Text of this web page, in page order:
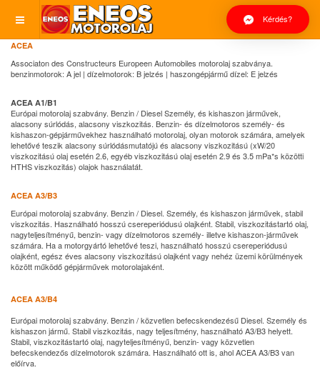
Kérdés?
ACEA
Associaton des Constructeurs Europeen Automobiles motorolaj szabványa.
benzinmotorok: A jel | dízelmotorok: B jelzés | haszongépjármű dízel: E jelzés
ACEA A1/B1
Európai motorolaj szabvány. Benzin / Diesel Személy, és kishaszon járművek,
alacsony súrlódás, alacsony viszkozitás. Benzin- és dízelmotoros személy- és
kishaszon-gépjárművekhez használható motorolaj, olyan motorok számára, amelyek
lehetővé teszik alacsony súrlódásmutatójú és alacsony viszkozitású (xW/20
viszkozitású olaj esetén 2.6, egyéb viszkozitású olaj esetén 2.9 és 3.5 mPa*s közötti
HTHS viszkozitás) olajok használatát.
ACEA A3/B3
Európai motorolaj szabvány. Benzin / Diesel. Személy, és kishaszon járművek, stabil
viszkozitás. Használható hosszú csereperiódusú olajként. Stabil, viszkozitástartó olaj,
nagyteljesítményű, benzin- vagy dízelmotoros személy- illetve kishaszon-járművek
számára. Ha a motorgyártó lehetővé teszi, használható hosszú csereperiódusú
olajként, egész éves alacsony viszkozitású olajként vagy nehéz üzemi körülmények
között működő gépjárművek motorolajaként.
ACEA A3/B4
Európai motorolaj szabvány. Benzin / közvetlen befecskendezésű Diesel. Személy és
kishaszon jármű. Stabil viszkozitás, nagy teljesítmény, használható A3/B3 helyett.
Stabil, viszkozitástartó olaj, nagyteljesítményű, benzin- vagy közvetlen
befecskendezős dízelmotorok számára. Használható ott is, ahol ACEA A3/B3 van
előírva.